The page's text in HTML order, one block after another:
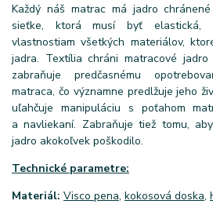
Každý náš matrac má jadro
sieťke, ktorá musí byť elastická,
vlastnostiam všetkých materiálov,
jadra. Textília chráni matracové
zabraňuje predčasnému
matraca, čo významne predlžuje jeho
uľahčuje manipuláciu s poťahom
a navliekaní. Zabraňuje tiež tomu,
jadro akokoľvek poškodilo.
Technické parametre:
Materiál: Visco pena, kokosová doska,